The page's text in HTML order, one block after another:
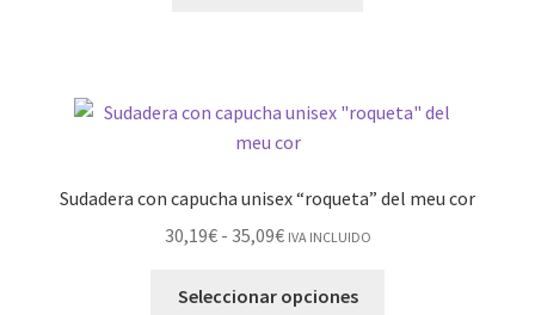
Sudadera con capucha unisex “roqueta” del meu cor
30,19€ - 35,09€ IVA INCLUIDO
Seleccionar opciones